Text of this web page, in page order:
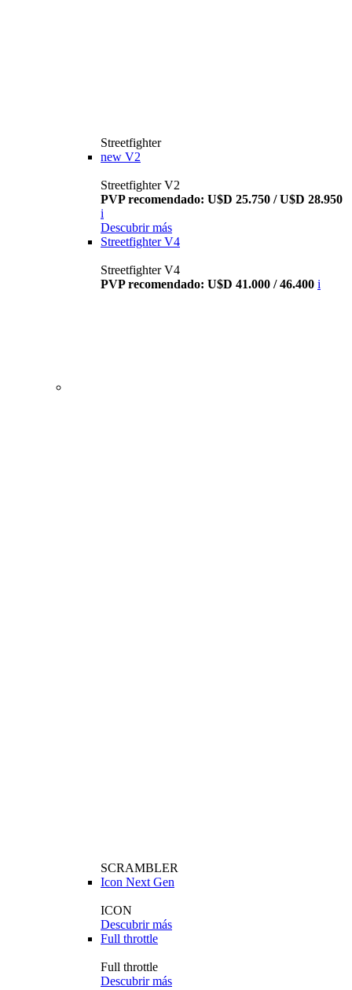
Streetfighter
new V2
Streetfighter V2
PVP recomendado: U$D 25.750 / U$D 28.950
i
Descubrir más
Streetfighter V4
Streetfighter V4
PVP recomendado: U$D 41.000 / 46.400 i
SCRAMBLER
Icon Next Gen
ICON
Descubrir más
Full throttle
Full throttle
Descubrir más